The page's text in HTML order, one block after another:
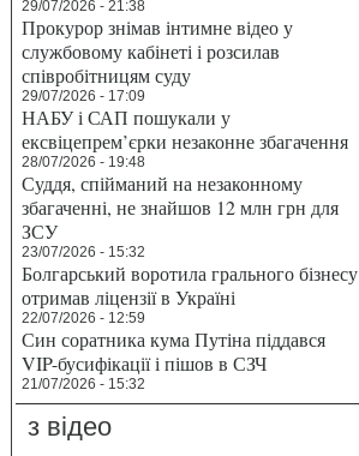
29/07/2026 - 21:38
Прокурор знімав інтимне відео у
службовому кабінеті і розсилав
співробітницям суду
29/07/2026 - 17:09
НАБУ і САП пошукали у
ексвіцепрем’єрки незаконне збагачення
28/07/2026 - 19:48
Суддя, спійманий на незаконному
збагаченні, не знайшов 12 млн грн для
ЗСУ
23/07/2026 - 15:32
Болгарський воротила грального бізнесу
отримав ліцензії в Україні
22/07/2026 - 12:59
Син соратника кума Путіна піддався
VIP-бусифікації і пішов в СЗЧ
21/07/2026 - 15:32
з відео